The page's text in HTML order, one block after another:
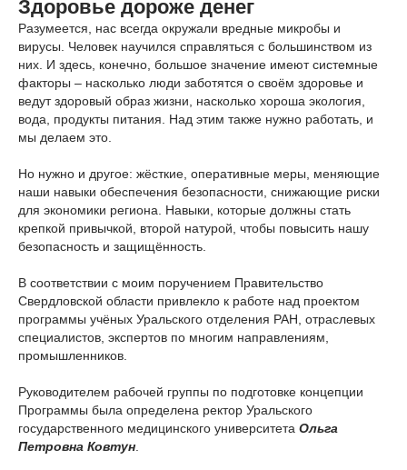
Здоровье дороже денег
Разумеется, нас всегда окружали вредные микробы и
вирусы. Человек научился справляться с большинством из
них. И здесь, конечно, большое значение имеют системные
факторы – насколько люди заботятся о своём здоровье и
ведут здоровый образ жизни, насколько хороша экология,
вода, продукты питания. Над этим также нужно работать, и
мы делаем это.
Но нужно и другое: жёсткие, оперативные меры, меняющие
наши навыки обеспечения безопасности, снижающие риски
для экономики региона. Навыки, которые должны стать
крепкой привычкой, второй натурой, чтобы повысить нашу
безопасность и защищённость.
В соответствии с моим поручением Правительство
Свердловской области привлекло к работе над проектом
программы учёных Уральского отделения РАН, отраслевых
специалистов, экспертов по многим направлениям,
промышленников.
Руководителем рабочей группы по подготовке концепции
Программы была определена ректор Уральского
государственного медицинского университета Ольга
Петровна Ковтун